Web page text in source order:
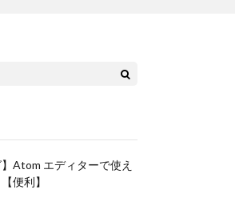
】Atom エディターで使え
便利】